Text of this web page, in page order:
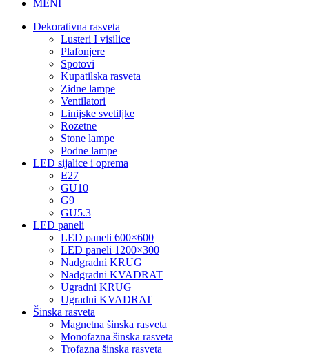
MENI
Dekorativna rasveta
Lusteri I visilice
Plafonjere
Spotovi
Kupatilska rasveta
Zidne lampe
Ventilatori
Linijske svetiljke
Rozetne
Stone lampe
Podne lampe
LED sijalice i oprema
E27
GU10
G9
GU5.3
LED paneli
LED paneli 600×600
LED paneli 1200×300
Nadgradni KRUG
Nadgradni KVADRAT
Ugradni KRUG
Ugradni KVADRAT
Šinska rasveta
Magnetna šinska rasveta
Monofazna šinska rasveta
Trofazna šinska rasveta